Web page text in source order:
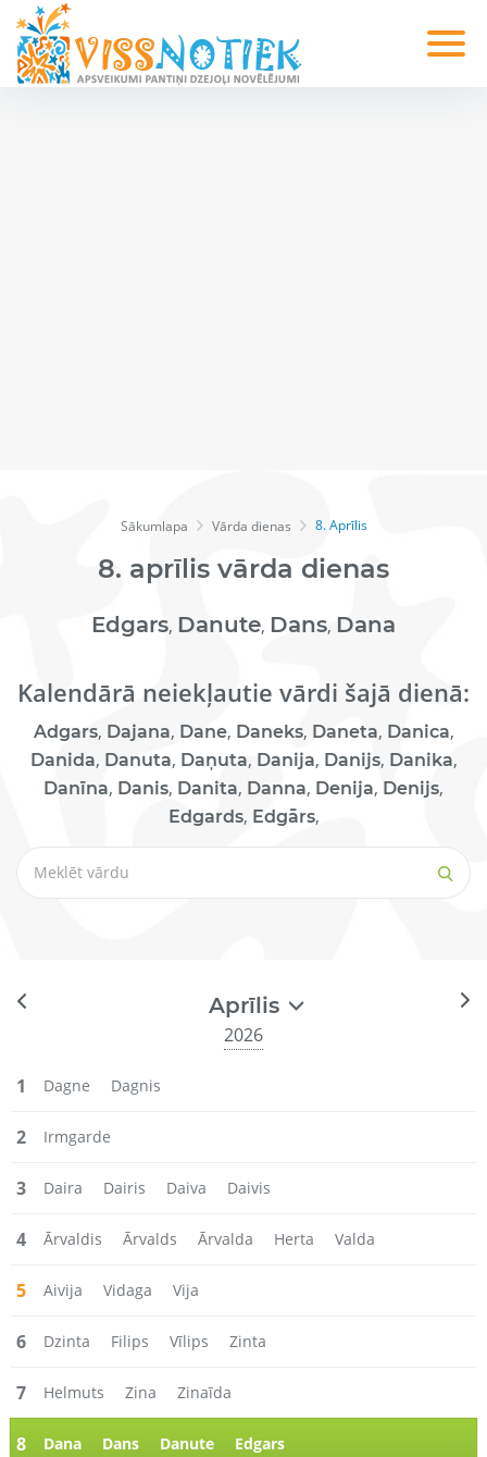
Sākumlapa Vārda dienas 8. Aprīlis
8. aprīlis vārda dienas
Edgars, Danute, Dans, Dana
Kalendārā neiekļautie vārdi šajā dienā:
Adgars, Dajana, Dane, Daneks, Daneta, Danica,
Danida, Danuta, Daņuta, Danija, Danijs, Danika,
Danīna, Danis, Danita, Danna, Denija, Denijs,
Edgards, Edgārs,
Aprīlis
2026
1 Dagne Dagnis
2 Irmgarde
3 Daira Dairis Daiva Daivis
4 Ārvaldis Ārvalds Ārvalda Herta Valda
5 Aivija Vidaga Vija
6 Dzinta Filips Vīlips Zinta
7 Helmuts Zina Zinaīda
8 Dana Dans Danute Edgars